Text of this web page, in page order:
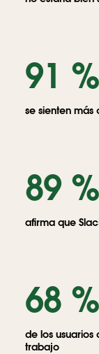
91 %
se sienten más
89 %
afirma que
68 %
de los
trabajo